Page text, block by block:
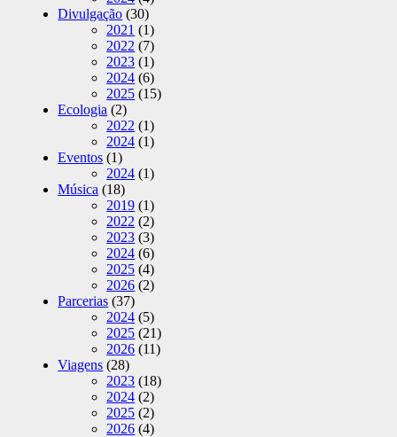
Divulgação (30)
2021 (1)
2022 (7)
2023 (1)
2024 (6)
2025 (15)
Ecologia (2)
2022 (1)
2024 (1)
Eventos (1)
2024 (1)
Música (18)
2019 (1)
2022 (2)
2023 (3)
2024 (6)
2025 (4)
2026 (2)
Parcerias (37)
2024 (5)
2025 (21)
2026 (11)
Viagens (28)
2023 (18)
2024 (2)
2025 (2)
2026 (4)